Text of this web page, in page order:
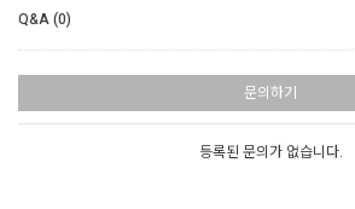
Q&A (0)
문의하기
등록된 문의가 없습니다.